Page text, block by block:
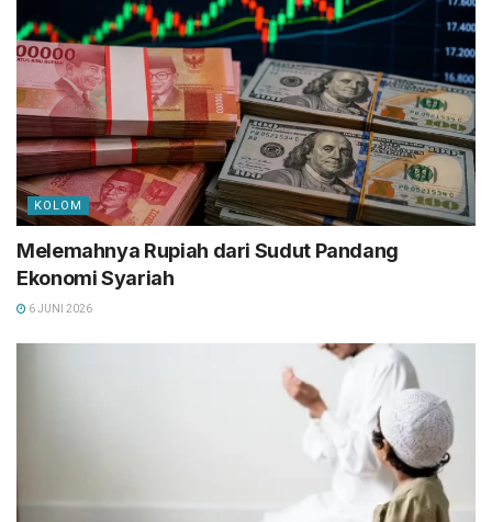
KOLOM
Melemahnya Rupiah dari Sudut Pandang
Ekonomi Syariah
6 JUNI 2026